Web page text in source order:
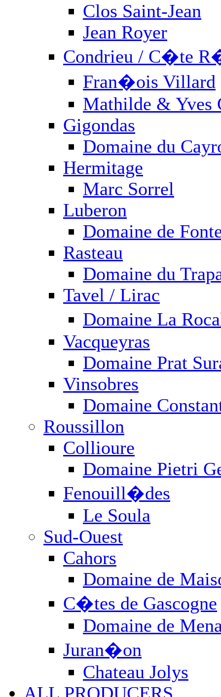
Clos Saint-Jean
Jean Royer
Condrieu / C�te
Fran�ois Villard
Mathilde & Yves
Gigondas
Domaine du
Hermitage
Marc Sorrel
Luberon
Domaine de
Rasteau
Domaine du
Tavel / Lirac
Domaine La
Vacqueyras
Domaine Prat
Vinsobres
Domaine
Roussillon
Collioure
Domaine Pietri
Fenouill�des
Le Soula
Sud-Ouest
Cahors
Domaine de
C�tes de Gascogne
Domaine de
Juran�on
Chateau Jolys